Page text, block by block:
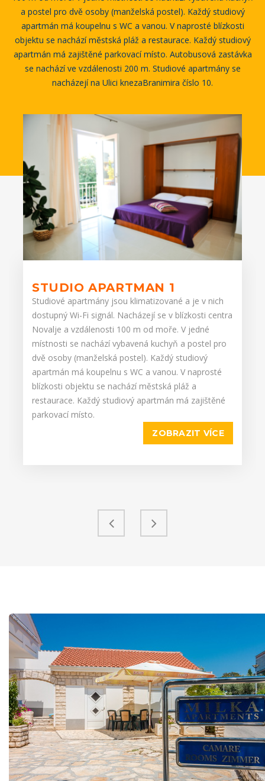
a postel pro dvě osoby (manželská postel). Každý studiový
apartmán má koupelnu s WC a vanou. V naprosté blízkosti
objektu se nachází městská pláž a restaurace. Každý studiový
apartmán má zajištěné parkovací místo. Autobusová zastávka
se nachází ve vzdálenosti 200 m. Studiové apartmány se
nacházejí na Ulici knezaBranimira číslo 10.
STUDIO APARTMAN 1
Studiové apartmány jsou klimatizované a je v nich
dostupný Wi-Fi signál. Nacházejí se v blízkosti centra
Novalje a vzdálenosti 100 m od moře. V jedné
místnosti se nachází vybavená kuchyň a postel pro
dvě osoby (manželská postel). Každý studiový
apartmán má koupelnu s WC a vanou. V naprosté
blízkosti objektu se nachází městská pláž a
restaurace. Každý studiový apartmán má zajištěné
parkovací místo.
ZOBRAZIT VÍCE